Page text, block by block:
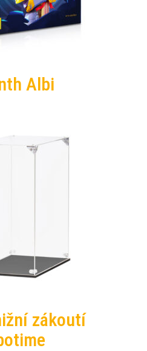
Albi
599 Kč.
je: 539 Kč.
zákoutí